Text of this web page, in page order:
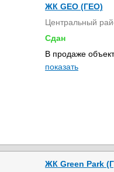
ЖК GEO (ГЕО)
Центральный
Сдан
В продаже
показать
ЖК Green Park